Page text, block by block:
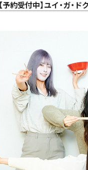
【予約受付中】ユイ・ガ・